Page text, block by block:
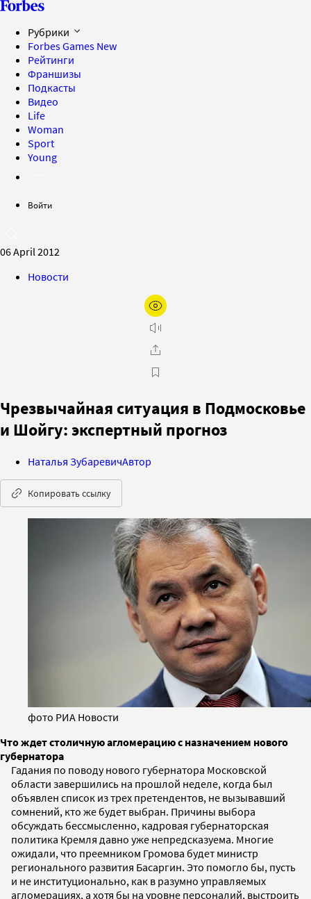
Рубрики
Forbes Games New
Рейтинги
Франшизы
Подкасты
Видео
Life
Woman
Sport
Young
Войти
06 April 2012
Новости
Чрезвычайная ситуация в Подмосковье
и Шойгу: экспертный прогноз
Наталья ЗубаревичАвтор
Копировать ссылку
фото РИА Новости
Что ждет столичную агломерацию с назначением нового
губернатора
Гадания по поводу нового губернатора Московской
области завершились на прошлой неделе, когда был
объявлен список из трех претендентов, не вызывавший
сомнений, кто же будет выбран. Причины выбора
обсуждать бессмысленно, кадровая губернаторская
политика Кремля давно уже непредсказуема. Многие
ожидали, что преемником Громова будет министр
регионального развития Басаргин. Это помогло бы, пусть
и не институционально, как в разумно управляемых
агломерациях, а хотя бы на уровне персоналий, выстроить